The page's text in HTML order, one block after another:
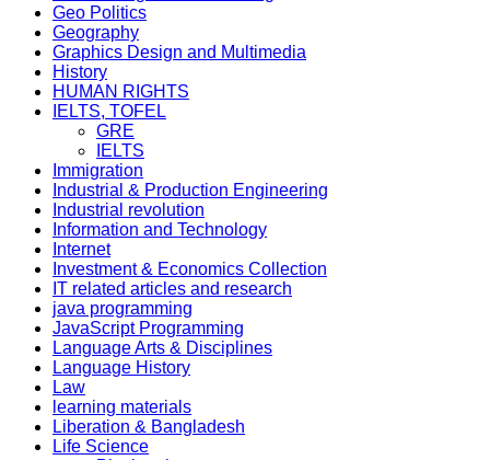
Geo Politics
Geography
Graphics Design and Multimedia
History
HUMAN RIGHTS
IELTS, TOFEL
GRE
IELTS
Immigration
Industrial & Production Engineering
Industrial revolution
Information and Technology
Internet
Investment & Economics Collection
IT related articles and research
java programming
JavaScript Programming
Language Arts & Disciplines
Language History
Law
learning materials
Liberation & Bangladesh
Life Science